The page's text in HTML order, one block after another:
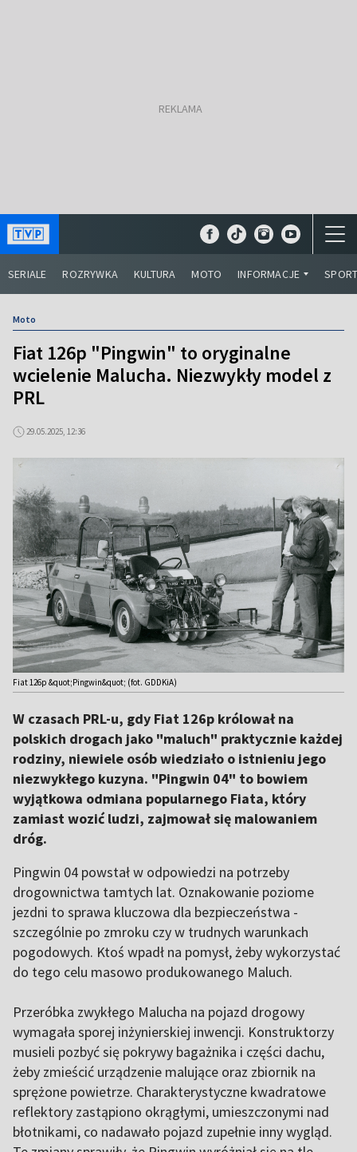
SERIALE ROZRYWKA KULTURA MOTO INFORMACJE
Moto
Fiat 126p "Pingwin" to oryginalne
wcielenie Malucha. Niezwykły model z
PRL
29.05.2025, 12:36
Fiat 126p &quot;Pingwin&quot; (fot. GDDKiA)
W czasach PRL-u, gdy Fiat 126p królował na
polskich drogach jako "maluch" praktycznie każdej
rodziny, niewiele osób wiedziało o istnieniu jego
niezwykłego kuzyna. "Pingwin 04" to bowiem
wyjątkowa odmiana popularnego Fiata, który
zamiast wozić ludzi, zajmował się malowaniem
dróg.
Pingwin 04 powstał w odpowiedzi na potrzeby
drogownictwa tamtych lat. Oznakowanie poziome
jezdni to sprawa kluczowa dla bezpieczeństwa -
szczególnie po zmroku czy w trudnych warunkach
pogodowych. Ktoś wpadł na pomysł, żeby wykorzystać
do tego celu masowo produkowanego Maluch.
Przeróbka zwykłego Malucha na pojazd drogowy
wymagała sporej inżynierskiej inwencji. Konstruktorzy
musieli pozbyć się pokrywy bagażnika i części dachu,
żeby zmieścić urządzenie malujące oraz zbiornik na
sprężone powietrze. Charakterystyczne kwadratowe
reflektory zastąpiono okrągłymi, umieszczonymi nad
błotnikami, co nadawało pojazd zupełnie inny wygląd.